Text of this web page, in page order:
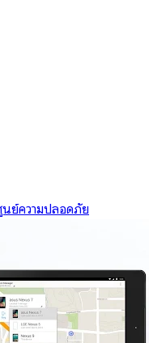
ย์ความปลอดภัย